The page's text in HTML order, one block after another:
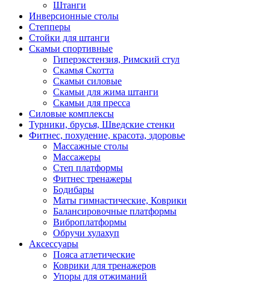
Штанги
Инверсионные столы
Степперы
Стойки для штанги
Скамьи спортивные
Гиперэкстензия, Римский стул
Скамья Скотта
Скамьи силовые
Скамьи для жима штанги
Скамьи для пресса
Силовые комплексы
Турники, брусья, Шведские стенки
Фитнес, похудение, красота, здоровье
Массажные столы
Массажеры
Степ платформы
Фитнес тренажеры
Бодибары
Маты гимнастические, Коврики
Балансировочные платформы
Виброплатформы
Обручи хулахуп
Аксессуары
Пояса атлетические
Коврики для тренажеров
Упоры для отжиманий